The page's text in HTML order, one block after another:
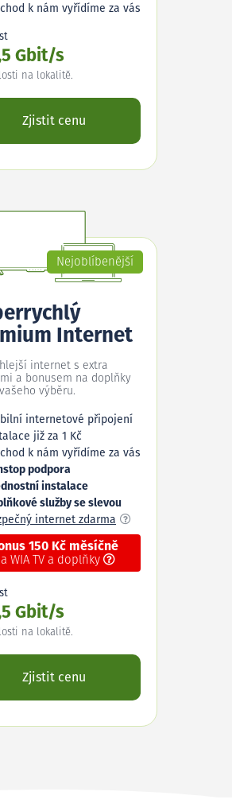
k nám vyřídíme za vás
Gbit/s
na lokalitě.
Zjistit cenu
Nejoblíbenější
Internet
internet s extra
a bonusem na doplňky
výběru.
internetové připojení
již za 1 Kč
k nám vyřídíme za vás
podpora
instalace
služby se slevou
internet zdarma
150 Kč měsíčně
WIA TV a doplňky
Gbit/s
na lokalitě.
Zjistit cenu